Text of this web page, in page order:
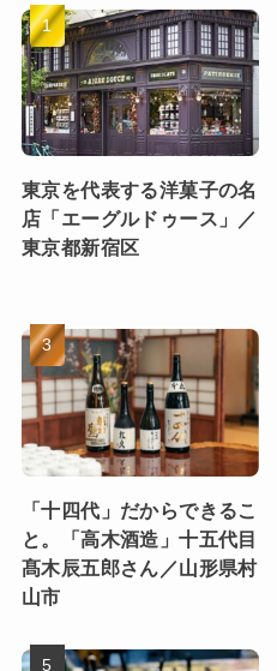
東京を代表する洋菓子の名
店「エーグルドゥース」／
東京都新宿区
「十四代」だからできるこ
と。「高木酒造」十五代目
髙木辰五郎さん／山形県村
山市